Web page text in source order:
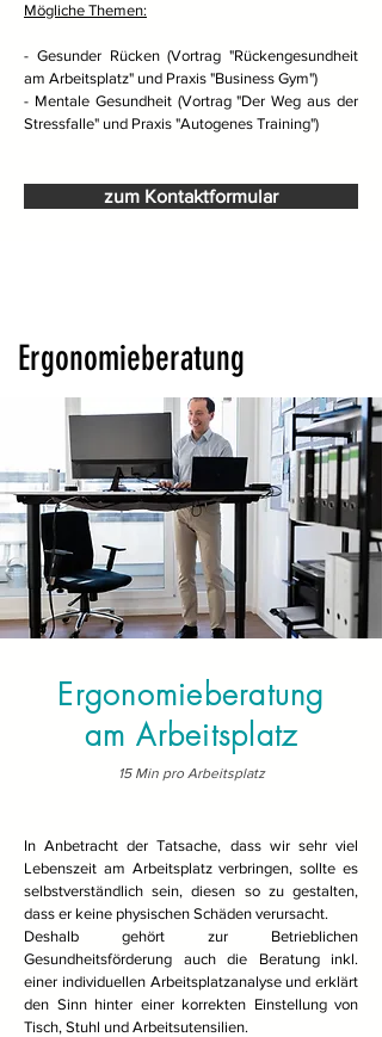
Mögliche Themen:
- Gesunder Rücken (Vortrag "Rückengesundheit
am Arbeitsplatz" und Praxis "Business Gym")
- Mentale Gesundheit (Vortrag "Der Weg aus der
Stressfalle" und Praxis "Autogenes Training")
zum Kontaktformular
Ergonomieberatung
Ergonomieberatung
am Arbeitsplatz
15 Min pro Arbeitsplatz
In Anbetracht der Tatsache, dass wir sehr viel
Lebenszeit am Arbeitsplatz verbringen, sollte es
selbstverständlich sein, diesen so zu gestalten,
dass er keine physischen Schäden verursacht.
Deshalb gehört zur Betrieblichen
Gesundheitsförderung auch die Beratung inkl.
einer individuellen Arbeitsplatzanalyse und erklärt
den Sinn hinter einer korrekten Einstellung von
Tisch, Stuhl und Arbeitsutensilien.